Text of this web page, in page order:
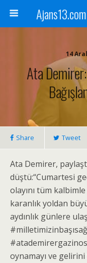
14
Ata
Share Tweet
Ata Demirer,
düştü:“Cumartesi
olayını tüm
karanlık yoldan
aydınlık günlere
oynamayı ve gelirini